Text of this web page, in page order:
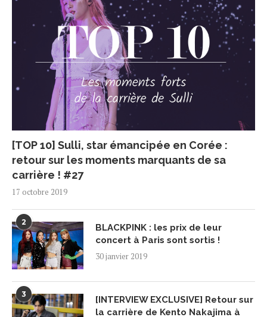
[TOP 10] Sulli, star émancipée en Corée :
retour sur les moments marquants de sa
carrière ! #27
17 octobre 2019
2
BLACKPINK : les prix de leur
concert à Paris sont sortis !
30 janvier 2019
3
[INTERVIEW EXCLUSIVE] Retour sur
la carrière de Kento Nakajima à